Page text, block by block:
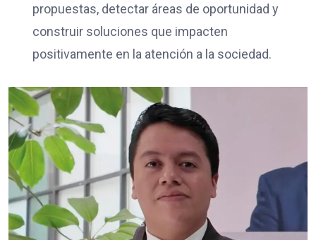
propuestas, detectar áreas de oportunidad y
construir soluciones que impacten
positivamente en la atención a la sociedad.